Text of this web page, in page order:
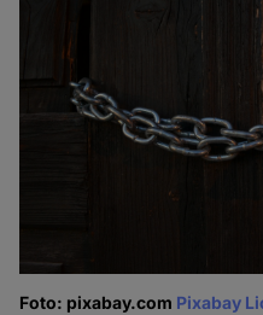
Foto: pixabay.com Pixabay